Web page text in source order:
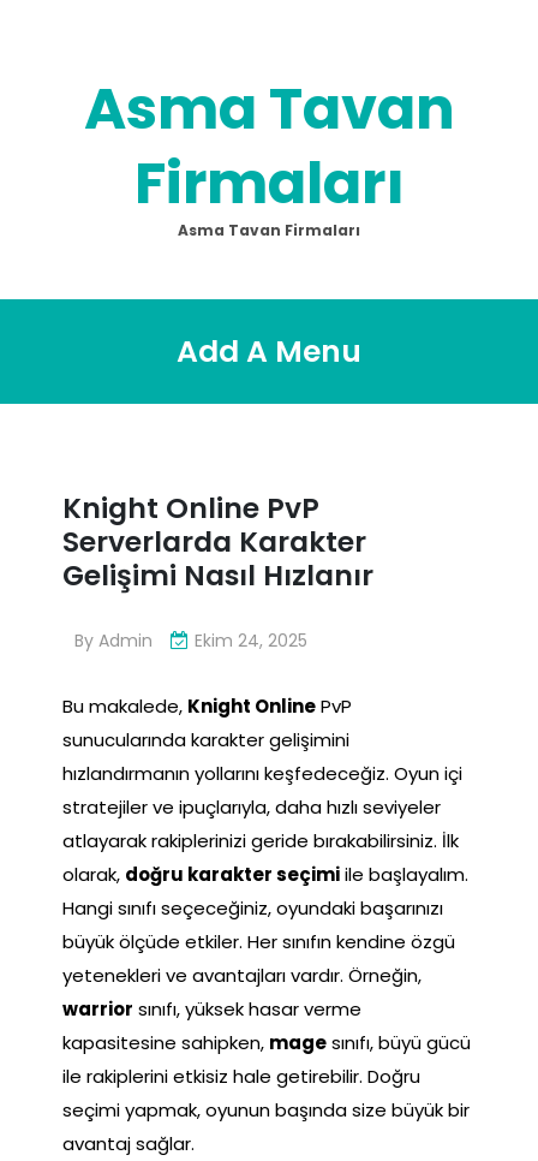
Asma Tavan
Firmaları
Asma Tavan Firmaları
Add A Menu
Knight Online PvP
Serverlarda Karakter
Gelişimi Nasıl Hızlanır
By Admin Ekim 24, 2025
Bu makalede, Knight OnlinePvP
sunucularında karakter gelişimini
hızlandırmanın yollarını keşfedeceğiz. Oyun içi
stratejiler ve ipuçlarıyla, daha hızlı seviyeler
atlayarak rakiplerinizi geride bırakabilirsiniz. İlk
olarak, doğru karakter seçimiile başlayalım.
Hangi sınıfı seçeceğiniz, oyundaki başarınızı
büyük ölçüde etkiler. Her sınıfın kendine özgü
yetenekleri ve avantajları vardır. Örneğin,
warrior sınıfı, yüksek hasar verme
kapasitesine sahipken, magesınıfı, büyü gücü
ile rakiplerini etkisiz hale getirebilir. Doğru
seçimi yapmak, oyunun başında size büyük bir
avantaj sağlar.